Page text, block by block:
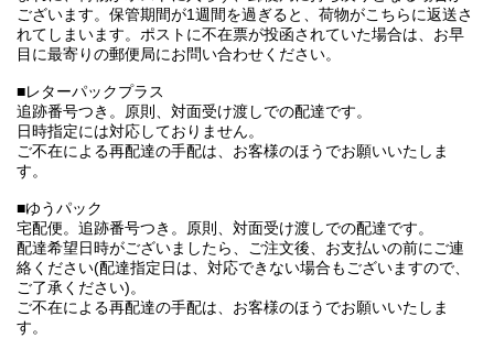
ございます。保管期間が1週間を過ぎると、荷物がこちらに返送さ
れてしまいます。ポストに不在票が投函されていた場合は、お早
目に最寄りの郵便局にお問い合わせください。
■レターパックプラス
追跡番号つき。原則、対面受け渡しでの配達です。
日時指定には対応しておりません。
ご不在による再配達の手配は、お客様のほうでお願いいたしま
す。
■ゆうパック
宅配便。追跡番号つき。原則、対面受け渡しでの配達です。
配達希望日時がございましたら、ご注文後、お支払いの前にご連
絡ください(配達指定日は、対応できない場合もございますので、
ご了承ください)。
ご不在による再配達の手配は、お客様のほうでお願いいたしま
す。